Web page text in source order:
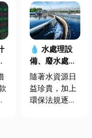
💧 水處理設
備、廢水處理
工程與回收水
工程完整解析
｜打造高效率
隨著水資源日
益珍貴，加上
環保法規逐漸